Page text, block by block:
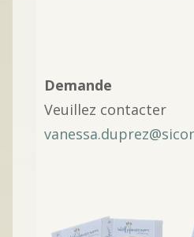
Demande
Veuillez contacter